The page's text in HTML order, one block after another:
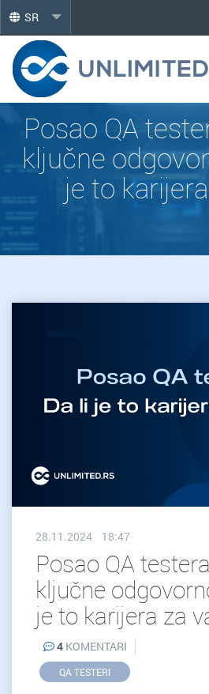
SR
Posao QA
ključne
je to
28.11.2024 18:47
Posao QA
ključne
je to karijera za
4 KOMENTARI
QA TESTERI